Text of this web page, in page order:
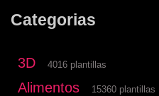
Categorias
3D 4016 plantillas
Alimentos 15360 plantillas